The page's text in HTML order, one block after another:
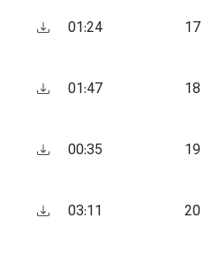
01:24
01:47
00:35
03:11